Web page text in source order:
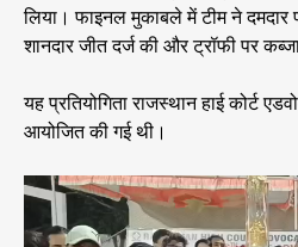
लिया। फाइनल मुकाबले में टीम ने
शानदार जीत दर्ज की और ट्रॉफी पर
यह प्रतियोगिता राजस्थान हाई कोर्ट
आयोजित की गई थी।